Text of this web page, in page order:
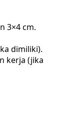
3×4 cm.
dimiliki).
kerja (jika